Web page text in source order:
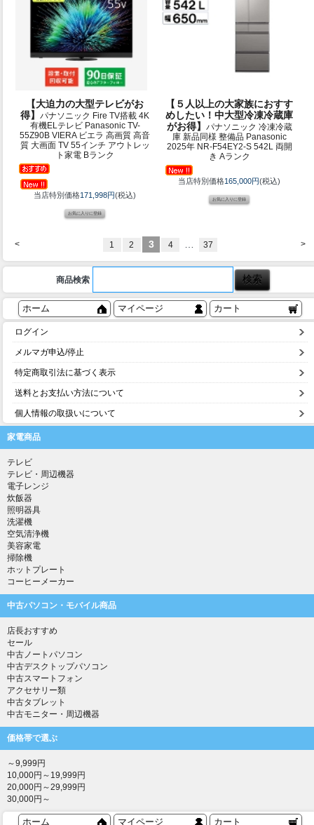
【大迫力の大型テレビがお
得】パナソニック Fire TV搭載 4K
有機ELテレビ Panasonic TV-
55Z90B VIERA ビエラ 高画質 高音
質 大画面 TV 55インチ アウトレッ
ト家電 Bランク
当店特別価格171,998円(税込)
【５人以上の大家族におすす
めしたい！中大型冷凍冷蔵庫
がお得】 パナソニック 冷凍冷蔵
庫 新品同様 整備品 Panasonic
2025年 NR-F54EY2-S 542L 両開
き Aランク
当店特別価格165,000円(税込)
< >
1 2 3 4 37
商品検索
ホーム マイページ カート
ログイン
メルマガ申込/停止
特定商取引法に基づく表示
送料とお支払い方法について
個人情報の取扱いについて
家電商品
テレビ
テレビ・周辺機器
電子レンジ
炊飯器
照明器具
洗濯機
空気清浄機
美容家電
掃除機
ホットプレート
コーヒーメーカー
中古パソコン・モバイル商品
店長おすすめ
セール
中古ノートパソコン
中古デスクトップパソコン
中古スマートフォン
アクセサリー類
中古タブレット
中古モニター・周辺機器
価格帯で選ぶ
～9,999円
10,000円～19,999円
20,000円～29,999円
30,000円～
ホーム マイページ カート